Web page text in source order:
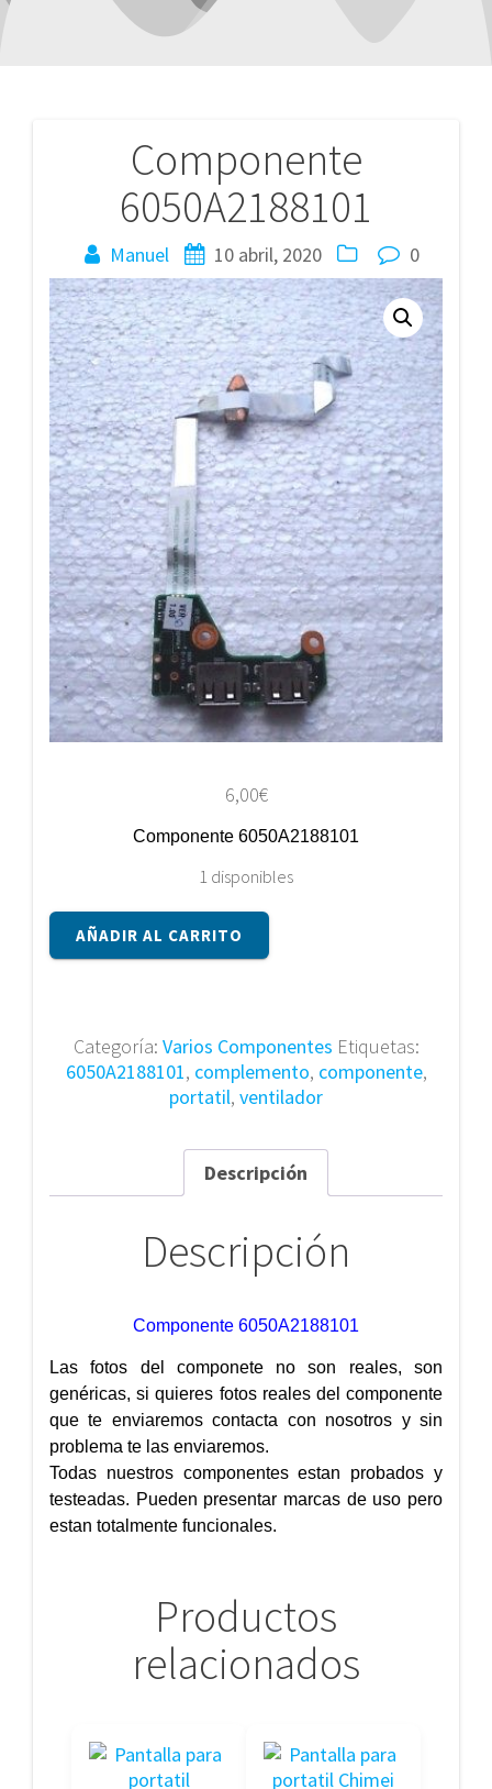
Componente
6050A2188101
Manuel 10 abril, 2020 0
6,00€
Componente 6050A2188101
1 disponibles
Componente
6050A2188101
AÑADIR AL CARRITO
Categoría: Varios Componentes Etiquetas:
6050A2188101, complemento, componente,
portatil, ventilador
Descripción
Descripción
Componente 6050A2188101
Las fotos del componete no son reales, son
genéricas, si quieres fotos reales del componente
que te enviaremos contacta con nosotros y sin
problema te las enviaremos.
Todas nuestros componentes estan probados y
testeadas. Pueden presentar marcas de uso pero
estan totalmente funcionales.
Productos
relacionados
Navegación
entradas